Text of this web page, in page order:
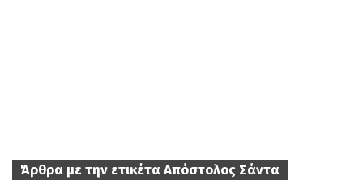
Άρθρα με την ετικέτα Απόστολος Σάντα